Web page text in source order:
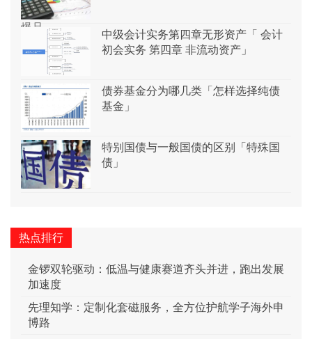
中级会计实务第四章无形资产「 会计
初会实务 第四章 非流动资产」
债券基金分为哪几类「怎样选择纯债
基金」
特别国债与一般国债的区别「特殊国
债」
热点排行
金锣双轮驱动：低温与健康赛道齐头并进，跑出发展
加速度
先理知学：定制化套磁服务，全方位护航学子海外申
博路